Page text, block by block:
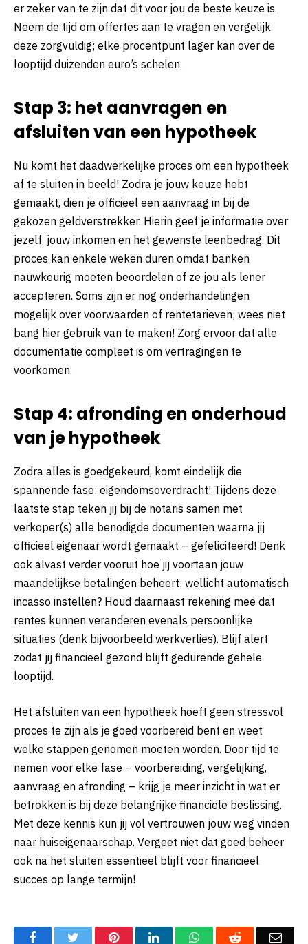
er zeker van te zijn dat dit voor jou de beste keuze is.
Neem de tijd om offertes aan te vragen en vergelijk
deze zorgvuldig; elke procentpunt lager kan over de
looptijd duizenden euro’s schelen.
Stap 3: het aanvragen en
afsluiten van een hypotheek
Nu komt het daadwerkelijke proces om een hypotheek
af te sluiten in beeld! Zodra je jouw keuze hebt
gemaakt, dien je officieel een aanvraag in bij de
gekozen geldverstrekker. Hierin geef je informatie over
jezelf, jouw inkomen en het gewenste leenbedrag. Dit
proces kan enkele weken duren omdat banken
nauwkeurig moeten beoordelen of ze jou als lener
accepteren. Soms zijn er nog onderhandelingen
mogelijk over voorwaarden of rentetarieven; wees niet
bang hier gebruik van te maken! Zorg ervoor dat alle
documentatie compleet is om vertragingen te
voorkomen.
Stap 4: afronding en onderhoud
van je hypotheek
Zodra alles is goedgekeurd, komt eindelijk die
spannende fase: eigendomsoverdracht! Tijdens deze
laatste stap teken jij bij de notaris samen met
verkoper(s) alle benodigde documenten waarna jij
officieel eigenaar wordt gemaakt – gefeliciteerd! Denk
ook alvast verder vooruit hoe jij voortaan jouw
maandelijkse betalingen beheert; wellicht automatisch
incasso instellen? Houd daarnaast rekening mee dat
rentes kunnen veranderen evenals persoonlijke
situaties (denk bijvoorbeeld werkverlies). Blijf alert
zodat jij financieel gezond blijft gedurende gehele
looptijd.
Het afsluiten van een hypotheek hoeft geen stressvol
proces te zijn als je goed voorbereid bent en weet
welke stappen genomen moeten worden. Door tijd te
nemen voor elke fase – voorbereiding, vergelijking,
aanvraag en afronding – krijg je meer inzicht in wat er
betrokken is bij deze belangrijke financiële beslissing.
Met deze kennis kun jij vol vertrouwen jouw weg vinden
naar huiseigenaarschap. Vergeet niet dat goed beheer
ook na het sluiten essentieel blijft voor financieel
succes op lange termijn!
FacebookTwitter PinterestLinkedInWhatsAppReddit